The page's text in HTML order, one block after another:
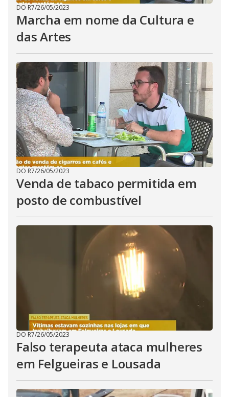
DO R7/26/05/2023
Marcha em nome da Cultura e
das Artes
DO R7/26/05/2023
Venda de tabaco permitida em
posto de combustível
DO R7/26/05/2023
Falso terapeuta ataca mulheres
em Felgueiras e Lousada